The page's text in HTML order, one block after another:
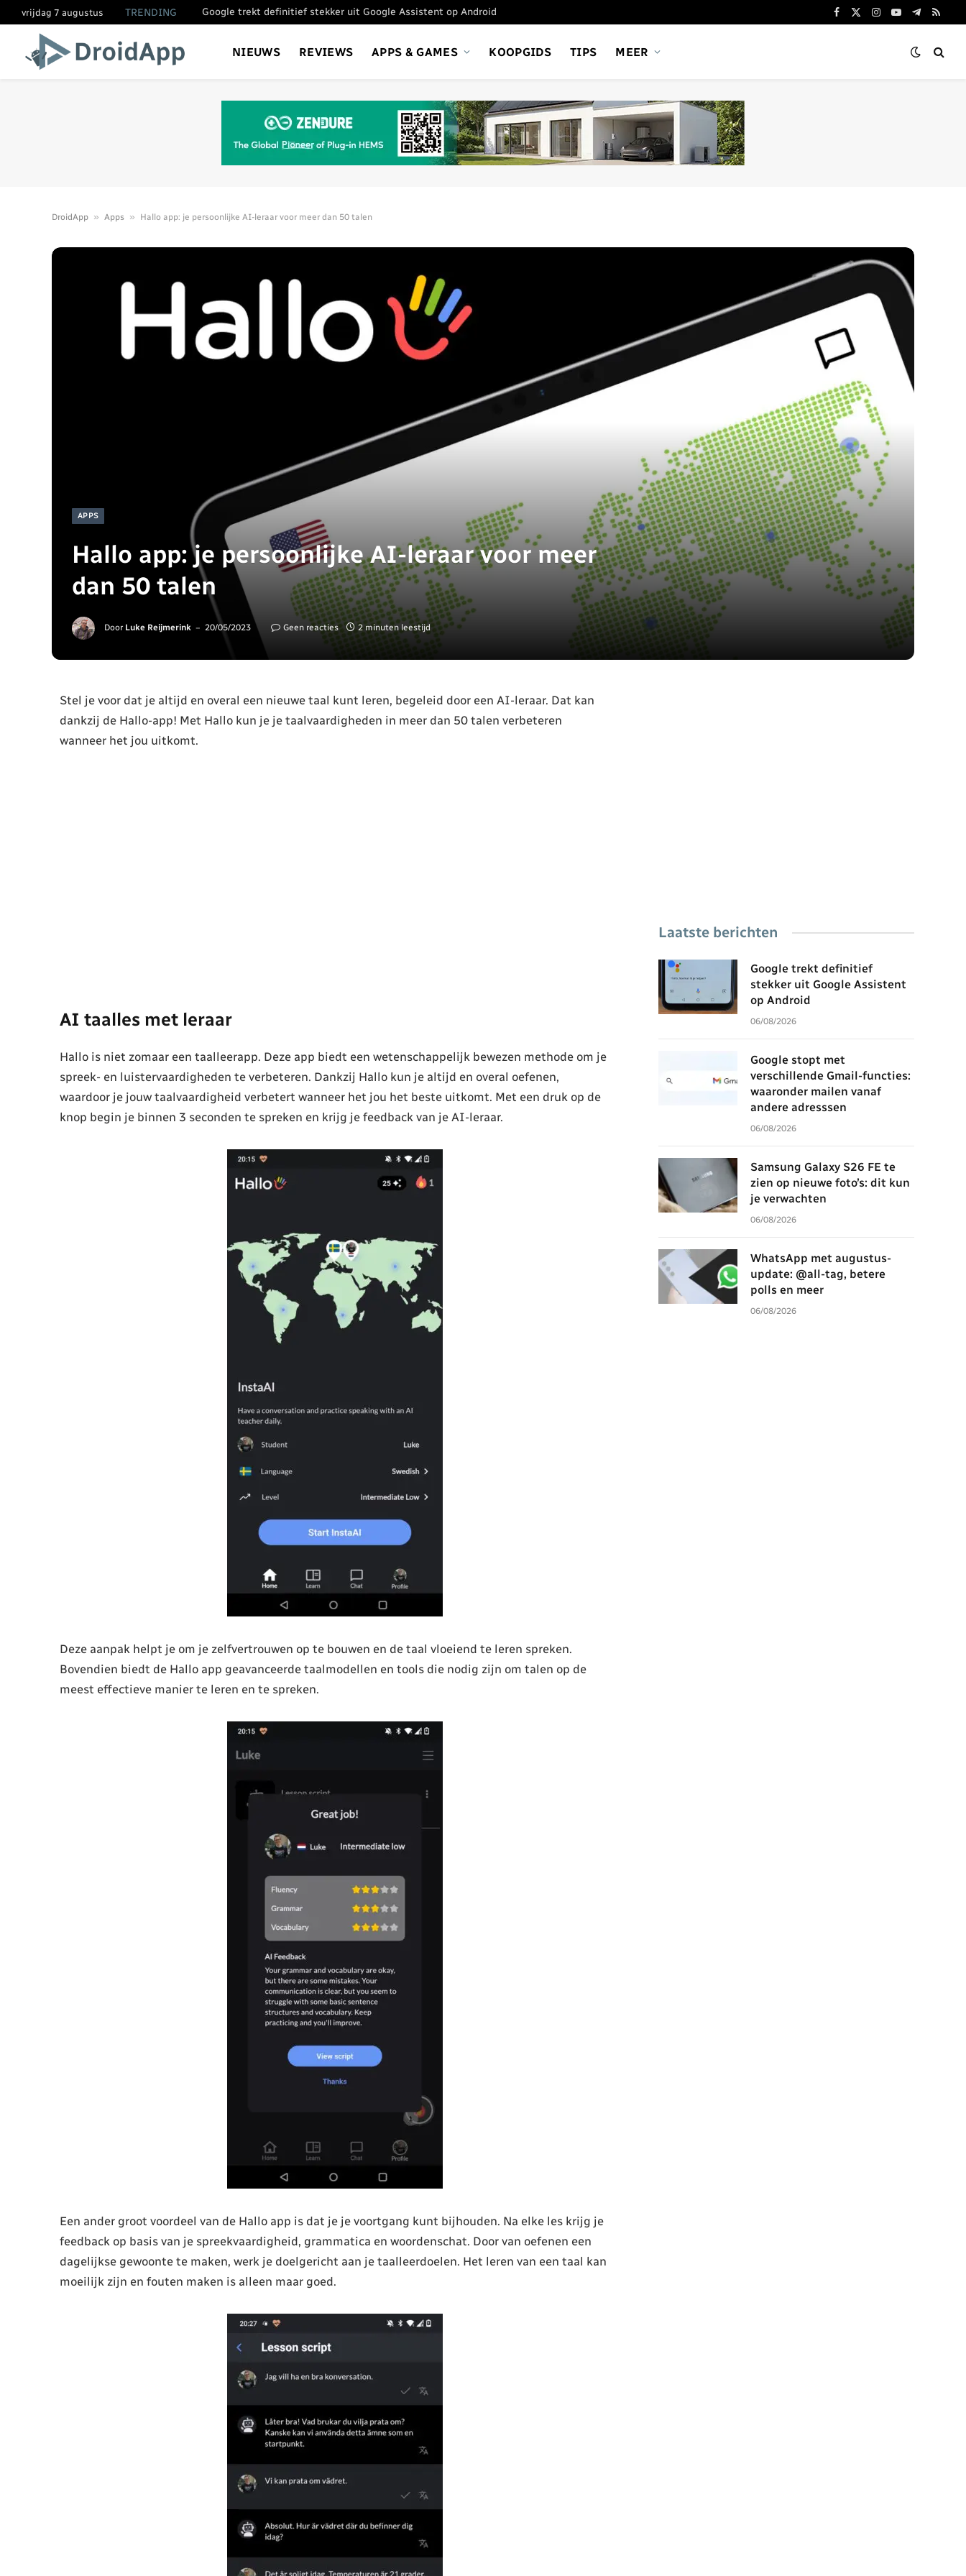
vrijdag 7 augustus TRENDING Google trekt definitief stekker uit Google Assistent op Android
Facebook
X
Instagram
YouTube
Telegram
RSS
NIEUWS REVIEWS APPS & GAMES KOOPGIDS TIPS MEER
DroidApp » Apps » Hallo app: je persoonlijke AI-leraar voor meer dan 50 talen
APPS
Hallo app: je persoonlijke AI-leraar voor meer
dan 50 talen
Door Luke Reijmerink 20/05/2023 Geen reacties 2 minuten leestijd
Stel je voor dat je altijd en overal een nieuwe taal kunt leren, begeleid door een AI-leraar. Dat kan
dankzij de Hallo-app! Met Hallo kun je je taalvaardigheden in meer dan 50 talen verbeteren
wanneer het jou uitkomt.
AI taalles met leraar
Hallo is niet zomaar een taalleerapp. Deze app biedt een wetenschappelijk bewezen methode om je
spreek- en luistervaardigheden te verbeteren. Dankzij Hallo kun je altijd en overal oefenen,
waardoor je jouw taalvaardigheid verbetert wanneer het jou het beste uitkomt. Met een druk op de
knop begin je binnen 3 seconden te spreken en krijg je feedback van je AI-leraar.
Deze aanpak helpt je om je zelfvertrouwen op te bouwen en de taal vloeiend te leren spreken.
Bovendien biedt de Hallo app geavanceerde taalmodellen en tools die nodig zijn om talen op de
meest effectieve manier te leren en te spreken.
Een ander groot voordeel van de Hallo app is dat je je voortgang kunt bijhouden. Na elke les krijg je
feedback op basis van je spreekvaardigheid, grammatica en woordenschat. Door van oefenen een
dagelijkse gewoonte te maken, werk je doelgericht aan je taalleerdoelen. Het leren van een taal kan
moeilijk zijn en fouten maken is alleen maar goed.
Laatste berichten
Google trekt definitief
stekker uit Google Assistent
op Android
06/08/2026
Google stopt met
verschillende Gmail-functies:
waaronder mailen vanaf
andere adresssen
06/08/2026
Samsung Galaxy S26 FE te
zien op nieuwe foto’s: dit kun
je verwachten
06/08/2026
WhatsApp met augustus-
update: @all-tag, betere
polls en meer
06/08/2026